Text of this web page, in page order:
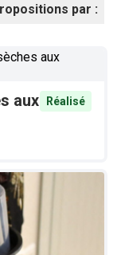
par :
aux
Réalisé